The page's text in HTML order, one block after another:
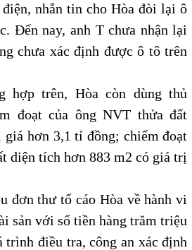
nhắn tin cho Hòa đòi lại ô
Đến nay, anh T chưa nhận lại
chưa xác định được ô tô trên
hợp trên, Hòa còn dùng thủ
đoạt của ông NVT thửa đất
hơn 3,1 tỉ đồng; chiếm đoạt
diện tích hơn 883 m2 có giá trị
đơn thư tố cáo Hòa về hành vi
sản với số tiền hàng trăm triệu
trình điều tra, công an xác định